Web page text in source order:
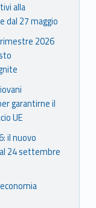
alla
dal 27 maggio
2026
garantirne il
UE
il nuovo
24 settembre